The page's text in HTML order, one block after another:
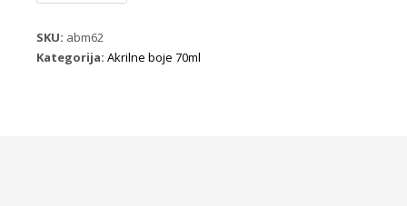
70ml
ten
količina
SKU: abm62
Kategorija: Akrilne boje 70ml